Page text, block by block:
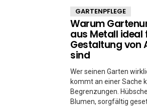
GARTENPFLEGE
Warum
aus Metall ideal
Gestaltung von
sind
Wer seinen Garten
kommt an einer Sache
Begrenzungen.
Blumen, sorgfältig